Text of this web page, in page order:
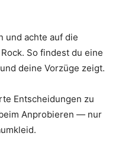
und achte auf die
So findest du eine
deine Vorzüge zeigt.
Entscheidungen zu
Anprobieren — nur